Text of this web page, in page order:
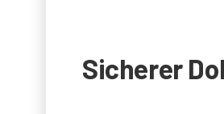
Sicherer